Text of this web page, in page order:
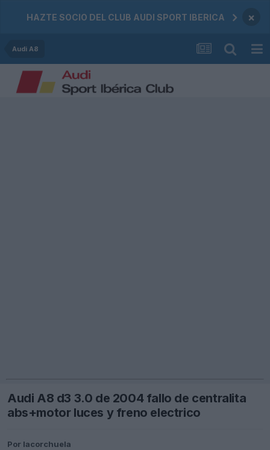
HAZTE SOCIO DEL CLUB AUDI SPORT IBERICA ×
Audi A8
Audi A8 d3 3.0 de 2004 fallo de centralita
abs+motor luces y freno electrico
Por lacorchuela